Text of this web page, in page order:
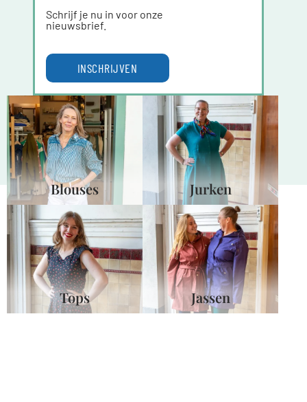
Schrijf je nu in voor onze
nieuwsbrief.
INSCHRIJVEN
Blouses Jurken
Tops Jassen